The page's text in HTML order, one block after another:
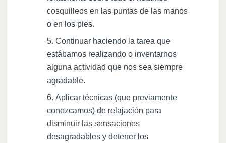
cosquilleos en las puntas de las manos
o en los pies.
Continuar haciendo la tarea que
estábamos realizando o inventarnos
alguna actividad que nos sea siempre
agradable.
Aplicar técnicas (que previamente
conozcamos) de relajación para
disminuir las sensaciones
desagradables y detener los